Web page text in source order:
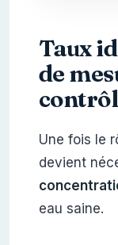
Taux
de
Une fois le
devient
eau saine.